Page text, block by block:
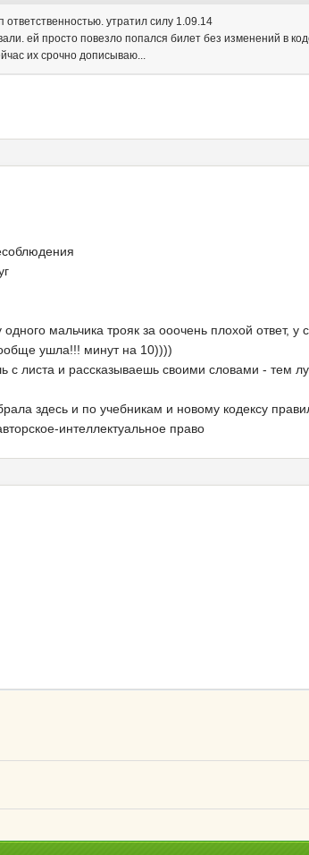
утратил силу 1.09.14
ей просто повезло попался билет без изменений в
их срочно дописываю...
мальчика трояк за ооочень плохой ответ,
ушла!!! минут на 10))))
с листа и рассказываешь своими словами - тем
здесь и по учебникам и новому кодексу
интеллектуальное право